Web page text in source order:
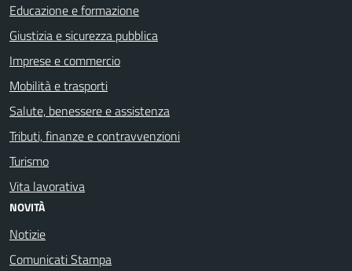
Educazione e formazione
Giustizia e sicurezza pubblica
Imprese e commercio
Mobilità e trasporti
Salute, benessere e assistenza
Tributi, finanze e contravvenzioni
Turismo
Vita lavorativa
NOVITÀ
Notizie
Comunicati Stampa